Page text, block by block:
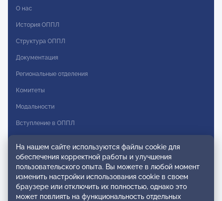
О нас
История ОППЛ
Структура ОППЛ
Документация
Региональные отделения
Комитеты
Модальности
Вступление в ОППЛ
Реестры
Реестр наблюдательных членов
Реестр консультативных членов
Реестр действительных членов
На нашем сайте используются файлы cookie для
обеспечения корректной работы и улучшения
пользовательского опыта. Вы можете в любой момент
изменить настройки использования cookie в своем
браузере или отключить их полностью, однако это
может повлиять на функциональность отдельных